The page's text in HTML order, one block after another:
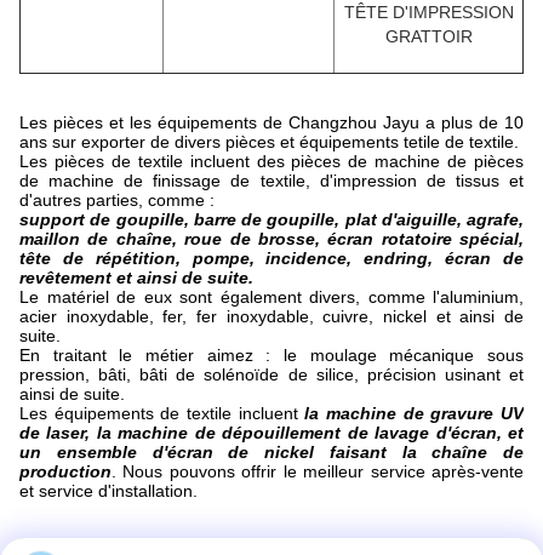
TÊTE D'IMPRESSION
GRATTOIR
Les pièces et les équipements de Changzhou Jayu a plus de 10
ans sur exporter de divers pièces et équipements tetile de textile.
Les pièces de textile incluent des pièces de machine de pièces
de machine de finissage de textile, d'impression de tissus et
d'autres parties, comme :
support de goupille, barre de goupille, plat d'aiguille, agrafe,
maillon de chaîne, roue de brosse, écran rotatoire spécial,
tête de répétition, pompe, incidence, endring, écran de
revêtement et ainsi de suite.
Le matériel de eux sont également divers, comme l'aluminium,
acier inoxydable, fer, fer inoxydable, cuivre, nickel et ainsi de
suite.
En traitant le métier aimez : le moulage mécanique sous
pression, bâti, bâti de solénoïde de silice, précision usinant et
ainsi de suite.
Les équipements de textile incluentla machine de gravure UV
de laser, la machine de dépouillement de lavage d'écran, et
un ensemble d'écran de nickel faisant la chaîne de
production . Nous pouvons offrir le meilleur service après-vente
et service d'installation.